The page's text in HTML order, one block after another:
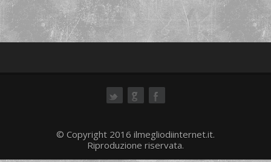
© Copyright 2016 ilmegliodiinternet.it.
Riproduzione riservata.